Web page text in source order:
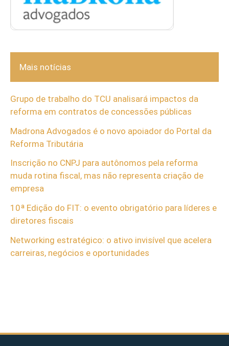
Mais notícias
Grupo de trabalho do TCU analisará impactos da
reforma em contratos de concessões públicas
Madrona Advogados é o novo apoiador do Portal da
Reforma Tributária
Inscrição no CNPJ para autônomos pela reforma
muda rotina fiscal, mas não representa criação de
empresa
10ª Edição do FIT: o evento obrigatório para líderes e
diretores fiscais
Networking estratégico: o ativo invisível que acelera
carreiras, negócios e oportunidades